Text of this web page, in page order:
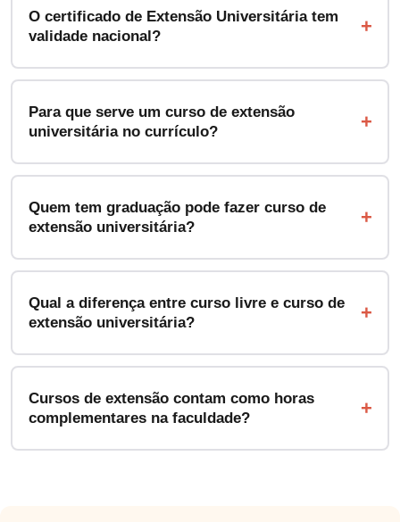
O certificado de Extensão Universitária tem
validade nacional?
Para que serve um curso de extensão
universitária no currículo?
Quem tem graduação pode fazer curso de
extensão universitária?
Qual a diferença entre curso livre e curso de
extensão universitária?
Cursos de extensão contam como horas
complementares na faculdade?